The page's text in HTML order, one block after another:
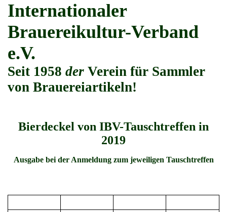
Internationaler
Brauereikultur-Verband
e.V.
Seit 1958 der Verein für Sammler
von Brauereiartikeln!
Bierdeckel von IBV-Tauschtreffen in
2019
Ausgabe bei der Anmeldung zum jeweiligen Tauschtreffen